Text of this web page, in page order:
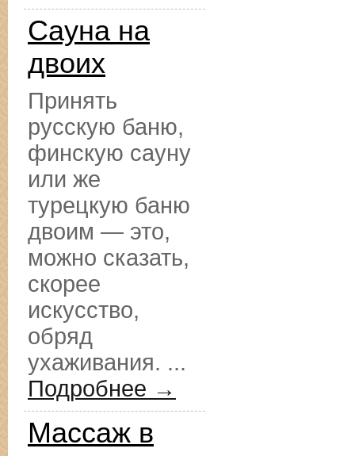
Сауна на
двоих
Принять
русскую баню,
финскую сауну
или же
турецкую баню
двоим — это,
можно сказать,
скорее
искусство,
обряд
ухаживания. ...
Подробнее →
Массаж в